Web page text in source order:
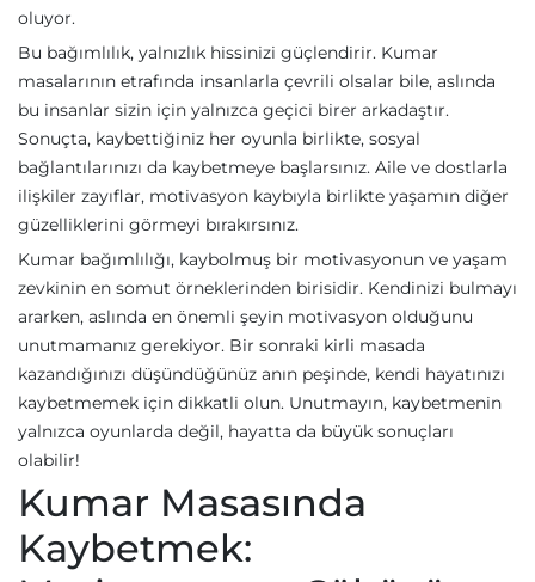
oluyor.
Bu bağımlılık, yalnızlık hissinizi güçlendirir. Kumar
masalarının etrafında insanlarla çevrili olsalar bile, aslında
bu insanlar sizin için yalnızca geçici birer arkadaştır.
Sonuçta, kaybettiğiniz her oyunla birlikte, sosyal
bağlantılarınızı da kaybetmeye başlarsınız. Aile ve dostlarla
ilişkiler zayıflar, motivasyon kaybıyla birlikte yaşamın diğer
güzelliklerini görmeyi bırakırsınız.
Kumar bağımlılığı, kaybolmuş bir motivasyonun ve yaşam
zevkinin en somut örneklerinden birisidir. Kendinizi bulmayı
ararken, aslında en önemli şeyin motivasyon olduğunu
unutmamanız gerekiyor. Bir sonraki kirli masada
kazandığınızı düşündüğünüz anın peşinde, kendi hayatınızı
kaybetmemek için dikkatli olun. Unutmayın, kaybetmenin
yalnızca oyunlarda değil, hayatta da büyük sonuçları
olabilir!
Kumar Masasında
Kaybetmek: